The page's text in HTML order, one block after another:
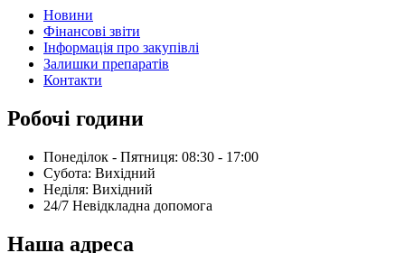
Новини
Фінансові звіти
Інформація про закупівлі
Залишки препаратів
Контакти
Робочі години
Понеділок - Пятниця: 08:30 - 17:00
Субота: Вихідний
Нeділя: Вихідний
24/7 Невідкладна допомога
Наша адреса